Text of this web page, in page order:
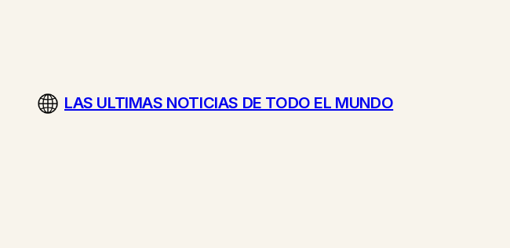
LAS ULTIMAS NOTICIAS DE TODO EL MUNDO